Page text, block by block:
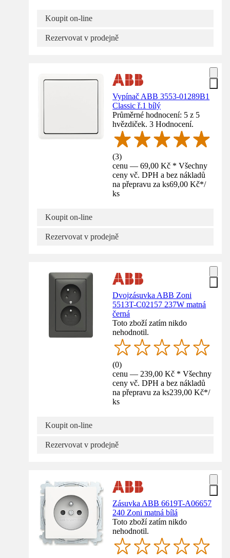
Koupit on-line
Rezervovat v prodejně
Vypínač ABB 3553-01289B1
Classic ř.1 bílý
Průměrné hodnocení: 5 z 5
hvězdiček. 3 Hodnocení.
(3)
cenu — 69,00 Kč * Všechny
ceny vč. DPH a bez nákladů
na přepravu za ks69,00 Kč*/
ks
Koupit on-line
Rezervovat v prodejně
Dvojzásuvka ABB Zoni
5513T-C02157 237W matná
černá
Toto zboží zatím nikdo
nehodnotil.
(0)
cenu — 239,00 Kč * Všechny
ceny vč. DPH a bez nákladů
na přepravu za ks239,00 Kč*/
ks
Koupit on-line
Rezervovat v prodejně
Zásuvka ABB 6619T-A06657
240 Zoni matná bílá
Toto zboží zatím nikdo
nehodnotil.